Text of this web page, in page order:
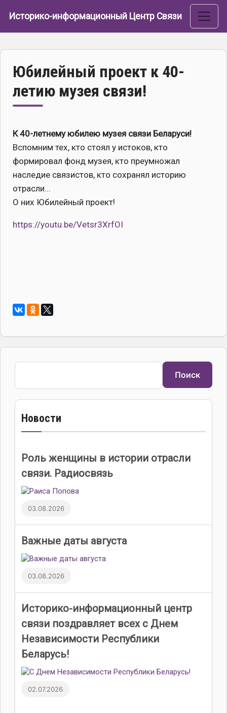
Историко-информационный Центр Связи
Юбилейный проект к 40-
летию музея связи!
К 40-летнему юбилею музея связи Беларуси!
Вспомним тех, кто стоял у истоков, кто
формировал фонд музея, кто преумножал
наследие связистов, кто сохранял историю
отрасли...
О них Юбилейный проект!
https://youtu.be/Vetsr3XrfOI
Поиск
Поиск
Новости
Роль женщины в истории отрасли
связи. Радиосвязь
03.08.2026
Важные даты августа
03.08.2026
Историко-информационный центр
связи поздравляет всех с Днем
Независимости Республики
Беларусь!
02.07.2026